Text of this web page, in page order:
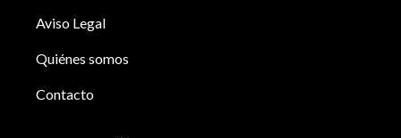
Aviso Legal
Quiénes somos
Contacto